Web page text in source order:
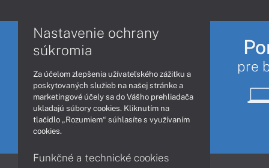
pre
Nastavenie ochrany
súkromia
Za účelom zlepšenia užívateľského zážitku a
poskytovaných služieb na našej stránke a
marketingové účely sa do Vášho prehliadača
ukladajú súbory cookies. Kliknutím na
tlačidlo „Rozumiem“ súhlasíte s využívaním
cookies.
Funkčné a technické cookies